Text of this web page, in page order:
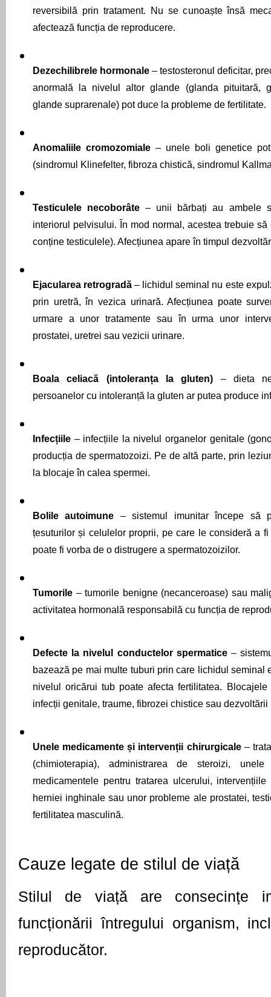
reversibilă prin tratament. Nu se cunoaște însă
afectează funcția de reproducere.
Dezechilibrele hormonale – testosteronul deficitar,
anormală la nivelul altor glande (glanda pituitară,
glande suprarenale) pot duce la probleme de fertilitate.
Anomaliile cromozomiale – unele boli genetice
(sindromul Klinefelter, fibroza chistică, sindromul
Testiculele necoborâte – unii bărbați au ambele
interiorul pelvisului. În mod normal, acestea trebuie
conține testiculele). Afecțiunea apare în timpul
Ejacularea retrogradă – lichidul seminal nu este
prin uretră, în vezica urinară. Afecțiunea poate
urmare a unor tratamente sau în urma unor
prostatei, uretrei sau vezicii urinare.
Boala celiacă (intoleranța la gluten) – dieta
persoanelor cu intoleranță la gluten ar putea produce
Infecțiile – infecțiile la nivelul organelor genitale
producția de spermatozoizi. Pe de altă parte, prin
la blocaje în calea spermei.
Bolile autoimune – sistemul imunitar începe să
țesuturilor și celulelor proprii, pe care le consideră a
poate fi vorba de o distrugere a spermatozoizilor.
Tumorile – tumorile benigne (necanceroase) sau
activitatea hormonală responsabilă cu funcția de
Defecte la nivelul conductelor spermatice –
bazează pe mai multe tuburi prin care lichidul seminal
nivelul oricărui tub poate afecta fertilitatea.
infecții genitale, traume, fibrozei chistice sau dezvoltării
Unele medicamente și intervenții chirurgicale –
(chimioterapia), administrarea de steroizi, unele
medicamentele pentru tratarea ulcerului,
herniei inghinale sau unor probleme ale prostatei,
fertilitatea masculină.
Cauze legate de stilul de viață
Stilul de viață are consecințe
funcționării întregului organism,
reproducător.